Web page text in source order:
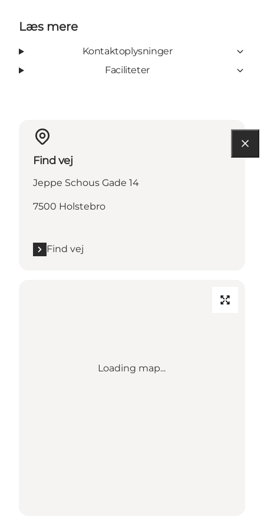
Læs mere
Kontaktoplysninger
Faciliteter
Find vej
Jeppe Schous Gade 14
7500 Holstebro
Find vej
Loading map...